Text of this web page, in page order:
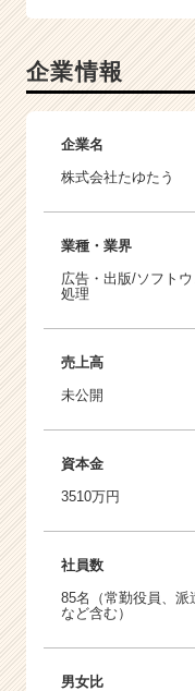
企業情報
企業名
株式会社たゆたう
業種・業界
広告・出版/ソフト
処理
売上高
未公開
資本金
3510万円
社員数
85名（常勤役員、派
など含む）
男女比